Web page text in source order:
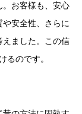
。お客様も、安心
安全性、さらに
えました。この信
るのです。